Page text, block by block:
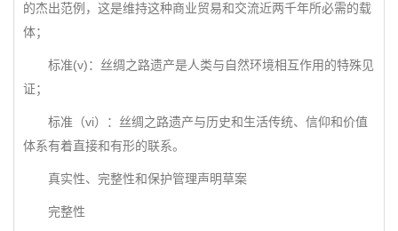
的杰出范例，这是维持这种商业贸易和交流近两千年所必需的载
体；
标准(v)：丝绸之路遗产是人类与自然环境相互作用的特殊见
证；
标准（vi）：丝绸之路遗产与历史和生活传统、信仰和价值
体系有着直接和有形的联系。
真实性、完整性和保护管理声明草案
完整性